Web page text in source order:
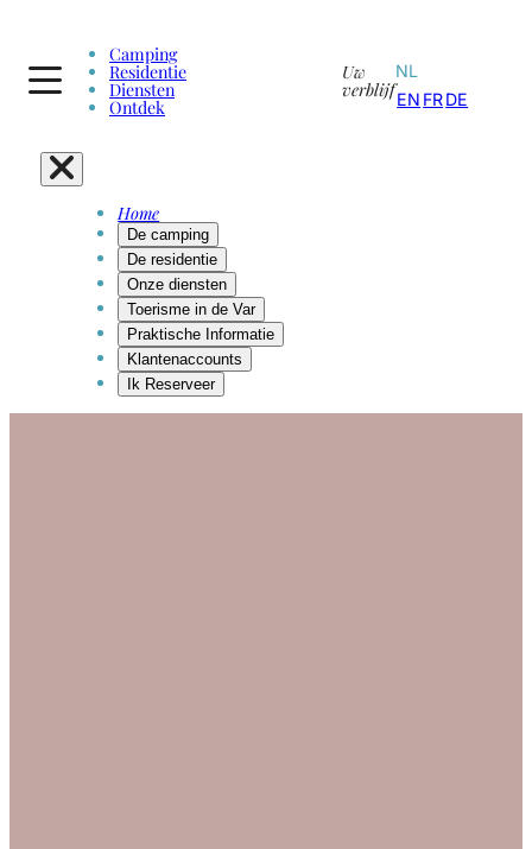
Camping
Residentie
Diensten
Ontdek
Uw
verblijf
NL
EN FRDE
Home
De camping
De residentie
Onze diensten
Toerisme in de Var
Praktische Informatie
Klantenaccounts
Ik Reserveer